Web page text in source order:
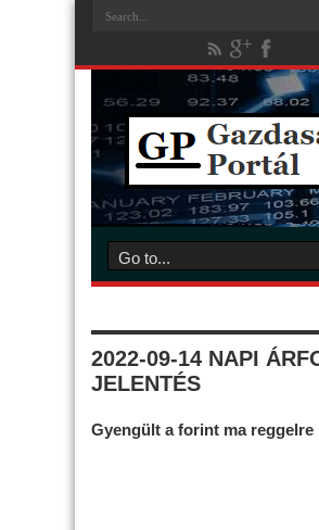
2022-09-14 NAPI
JELENTÉS
Gyengült a forint ma reggelre